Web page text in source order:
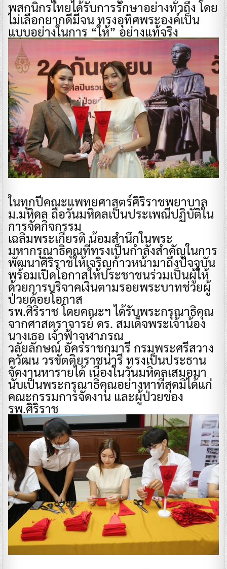
พสกนิกรไทยได้รับการรักษาอย่างทั่วถึง โดย
ไม่เลือกยากดีมีจน ทรงอุทิศพระองค์เป็น
แบบอย่างในการ “ให้” อย่างแท้จริง
ในทุกปีคณะแพทยศาสตร์ศิริราชพยาบาล
ม.มหิดล ถือวันมหิดลเป็นประเพณีปฏิบัติใน
การจัดกิจกรรม
เฉลิมพระเกียรติ น้อมสำนึกในพระ
มหากรุณาธิคุณที่ทรงเป็นกำลังสำคัญในการ
พัฒนาศิริราชให้เจริญก้าวหน้ามาถึงปัจจุบัน
พร้อมเปิดโอกาสให้ประชาชนร่วมเป็นผู้ให้
ด้วยการบริจาคเงินตามรอยพระบาทช่วยผู้
ป่วยด้อยโอกาส
รพ.ศิริราช โดยคณะฯ ได้รับพระกรุณาธิคุณ
จากศาสตราจารย์ ดร. สมเด็จพระเจ้าน้อง
นางเธอ เจ้าฟ้าจุฬาภรณ
วลัยลักษณ์ อัครราชกุมารี กรมพระศรีสวาง
ควัฒน วรขัตติยราชนารี ทรงเป็นประธาน
จัดงานหารายได้ เนื่องในวันมหิดลเสมอมา
นับเป็นพระกรุณาธิคุณอย่างหาที่สุดมิได้แก่
คณะกรรมการจัดงาน และผู้ป่วยของ
รพ.ศิริราช